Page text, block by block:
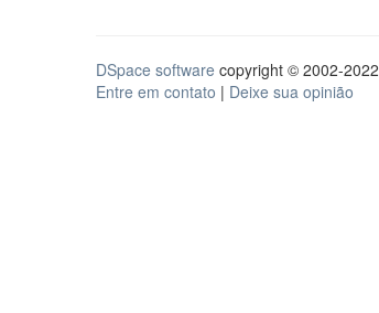
DSpace software copyright © 2002-2022
Entre em contato | Deixe sua opinião